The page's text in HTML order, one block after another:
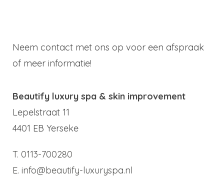
Neem contact met ons op voor een afspraak
of meer informatie!
Beautify luxury spa & skin improvement
Lepelstraat 11
4401 EB Yerseke
T. 0113-700280
E. info@beautify-luxuryspa.nl